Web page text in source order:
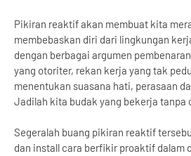
Pikiran reaktif akan membuat kita
membebaskan diri dari lingkungan
dengan berbagai argumen
yang otoriter, rekan kerja yang tak
menentukan suasana hati, perasaan
Jadilah kita budak yang bekerja tanpa
Segeralah buang pikiran reaktif
dan install cara berfikir proaktif dalam